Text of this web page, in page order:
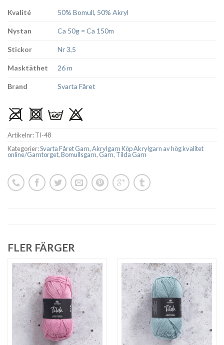
Kvalité 50% Bomull, 50% Akryl
Nystan Ca 50g = Ca 150m
Stickor Nr 3,5
Masktäthet 26 m
Brand Svarta Fåret
Artikelnr:TI-48
Kategorier:Svarta Fåret Garn,Akrylgarn Köp Akrylgarn av hög kvalitet
online/Garntorget,Bomullsgarn, Garn, Tilda Garn
FLER FÄRGER